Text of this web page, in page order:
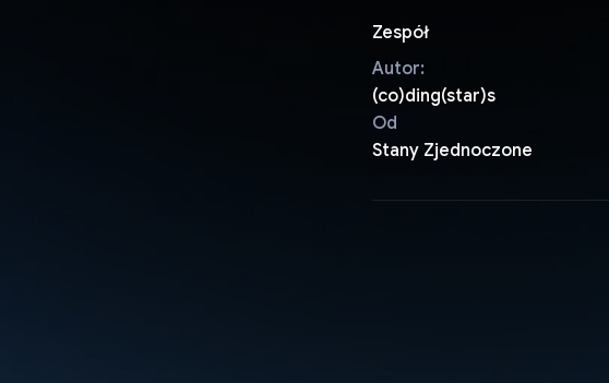
Zespół
Autor:
(co)ding(star)s
Od
Stany Zjednoczone